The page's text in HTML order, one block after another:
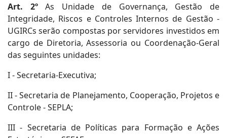
Art. 2ºAs Unidade de Governança, Gestão de
Integridade, Riscos e Controles Internos de Gestão -
UGIRCs serão compostas por servidores investidos em
cargo de Diretoria, Assessoria ou Coordenação-Geral
das seguintes unidades:
I - Secretaria-Executiva;
II - Secretaria de Planejamento, Cooperação, Projetos e
Controle - SEPLA;
III - Secretaria de Políticas para Formação e Ações